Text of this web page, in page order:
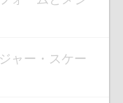
ャー・スケー